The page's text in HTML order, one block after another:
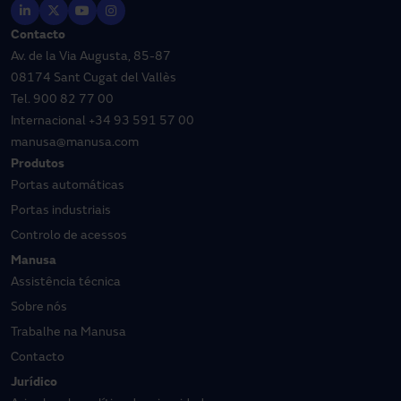
Contacto
Av. de la Via Augusta, 85-87
08174 Sant Cugat del Vallès
Tel. 900 82 77 00
Internacional +34 93 591 57 00
manusa@manusa.com
Produtos
Portas automáticas
Portas industriais
Controlo de acessos
Manusa
Assistência técnica
Sobre nós
Trabalhe na Manusa
Contacto
Jurídico